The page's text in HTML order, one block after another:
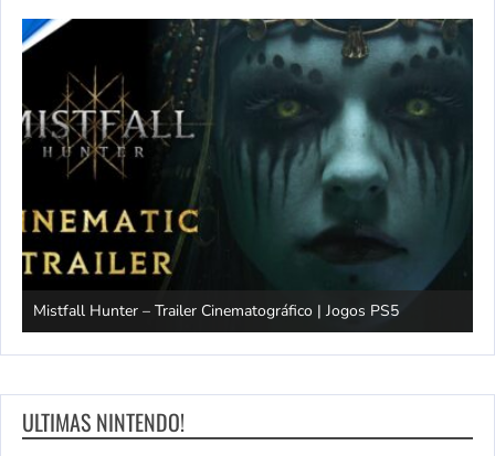
Mistfall Hunter – Trailer Cinematográfico | Jogos PS5
ULTIMAS NINTENDO!